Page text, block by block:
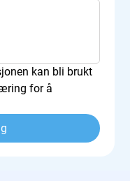
kan bli brukt
for å